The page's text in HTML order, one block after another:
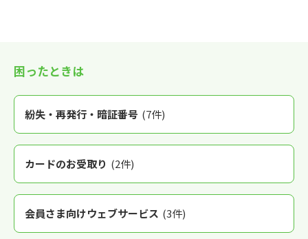
困ったときは
紛失・再発行・暗証番号 (7件)
カードのお受取り (2件)
会員さま向けウェブサービス (3件)